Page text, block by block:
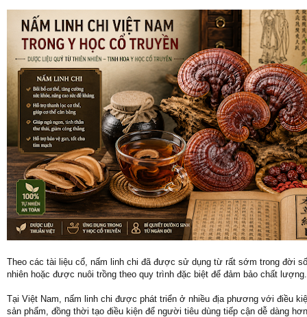
Theo các tài liệu cổ, nấm linh chi đã được sử dụng từ rất sớm trong đời
nhiên hoặc được nuôi trồng theo quy trình đặc biệt để đảm bảo chất lượng.
Tại Việt Nam, nấm linh chi được phát triển ở nhiều địa phương với điều
sản phẩm, đồng thời tạo điều kiện để người tiêu dùng tiếp cận dễ dàng